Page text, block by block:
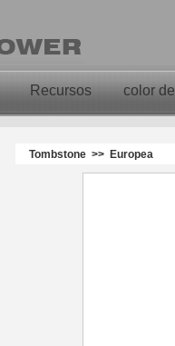
Recursos color
Tombstone >> Europea